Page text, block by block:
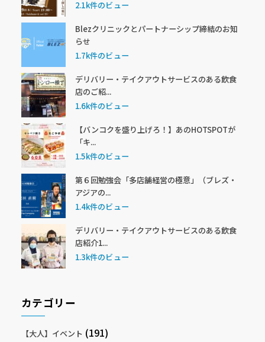
2.1k件のビュー
Blezクリニックとパートナーシップ締結のお知
らせ
1.7k件のビュー
デリバリー・テイクアウトサービスのある飲食
店のご紹...
1.6k件のビュー
【バンコクを盛り上げろ！】あのHOTSPOTが
「キ...
1.5k件のビュー
第６回勉強会「多店舗経営の極意」（ブレズ・
アジアの...
1.4k件のビュー
デリバリー・テイクアウトサービスのある飲食
店紹介1...
1.3k件のビュー
カテゴリー
【大人】イベント (191)